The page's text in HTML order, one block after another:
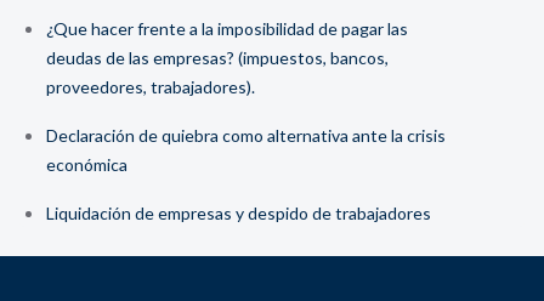
¿Que hacer frente a la imposibilidad de pagar las
deudas de las empresas? (impuestos, bancos,
proveedores, trabajadores).
Declaración de quiebra como alternativa ante la crisis
económica
Liquidación de empresas y despido de trabajadores